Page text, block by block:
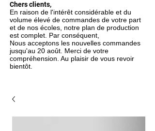
Chers clients,
En raison de l'intérêt considérable et du
volume élevé de commandes de votre part
et de nos écoles, notre plan de production
est complet. Par conséquent,
Nous acceptons les nouvelles commandes
jusqu'au 20 août. Merci de votre
compréhension. Au plaisir de vous revoir
bientôt.